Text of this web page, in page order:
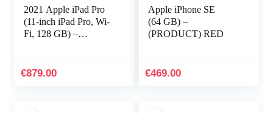
2021 Apple iPad Pro
(11‑inch iPad Pro, Wi-
Fi, 128 GB) –
€879.00
Apple iPhone SE
(64 GB) –
(PRODUCT) RED
€469.00